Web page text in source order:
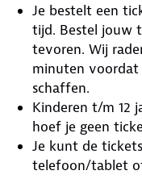
Je bestelt een
tijd. Bestel jouw
tevoren. Wij
minuten
schaffen.
Kinderen t/m 12
hoef je geen
Je kunt de
telefoon/tablet